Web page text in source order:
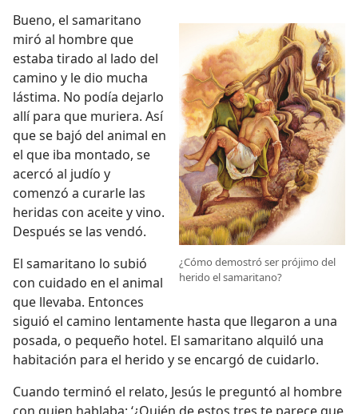
¿Cómo demostró ser prójimo del
herido el samaritano?
Bueno, el samaritano
miró al hombre que
estaba tirado al lado del
camino y le dio mucha
lástima. No podía dejarlo
allí para que muriera. Así
que se bajó del animal en
el que iba montado, se
acercó al judío y
comenzó a curarle las
heridas con aceite y vino.
Después se las vendó.
El samaritano lo subió
con cuidado en el animal
que llevaba. Entonces
siguió el camino lentamente hasta que llegaron a una
posada, o pequeño hotel. El samaritano alquiló una
habitación para el herido y se encargó de cuidarlo.
Cuando terminó el relato, Jesús le preguntó al hombre